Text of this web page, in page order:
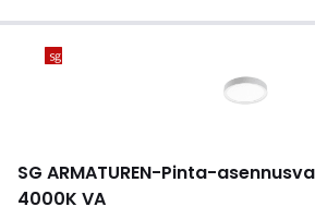
SG ARMATUREN-Pinta-
4000K VA